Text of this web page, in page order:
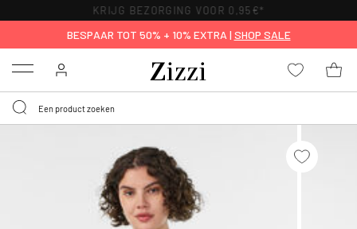
KRIJG BEZORGING VOOR 0,95€*
BESPAAR TOT 50% + 10% EXTRA | SHOP SALE
Menu